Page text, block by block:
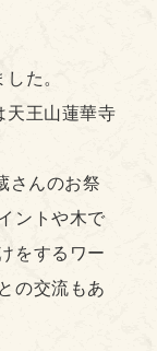
た。
天王山蓮華寺
さんのお祭
ントや木で
をするワー
の交流もあ